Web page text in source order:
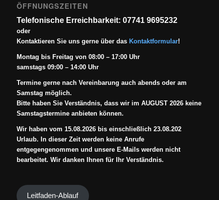
ÖFFNUNGSZEITEN
Telefonische Erreichbarkeit: 07741 9695232
oder
Kontaktieren Sie uns gerne über das Kontaktformular!
Montag bis Freitag von 08:00 – 17:00 Uhr
samstags 09:00 – 14:00 Uhr
Termine gerne nach Vereinbarung auch abends oder am
Samstag möglich.
Bitte haben Sie Verständnis, dass wir im AUGUST 2026 keine
Samstagstermine anbieten können.
Wir haben vom 15.08.2026 bis einschließlich 23.08.202
Urlaub. In dieser Zeit werden keine Anrufe
entgegengenommen und unsere E-Mails werden nicht
bearbeitet. Wir danken Ihnen für Ihr Verständnis.
Leitfaden-Ablauf